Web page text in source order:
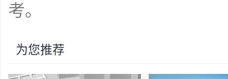
考。
为您推荐